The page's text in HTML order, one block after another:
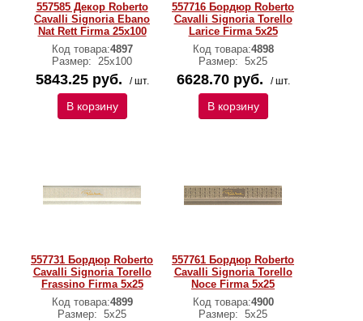
557585 Декор Roberto
Cavalli Signoria Ebano
Nat Rett Firma 25x100
Код товара:4897
Размер: 25x100
5843.25 руб. / шт.
В корзину
557716 Бордюр Roberto
Cavalli Signoria Torello
Larice Firma 5x25
Код товара:4898
Размер: 5x25
6628.70 руб. / шт.
В корзину
557731 Бордюр Roberto
Cavalli Signoria Torello
Frassino Firma 5x25
Код товара:4899
Размер: 5x25
557761 Бордюр Roberto
Cavalli Signoria Torello
Noce Firma 5x25
Код товара:4900
Размер: 5x25